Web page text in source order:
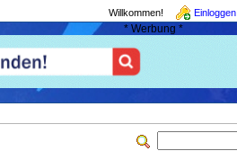
Willkommen! Einloggen
* Werbung *